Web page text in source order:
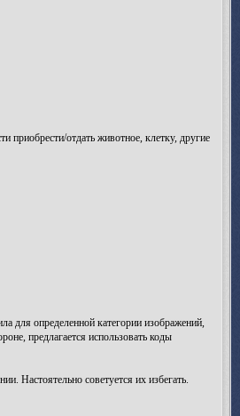
приобрести/отдать животное, клетку, другие
для определенной категории изображений,
предлагается использовать коды
Настоятельно советуется их избегать.